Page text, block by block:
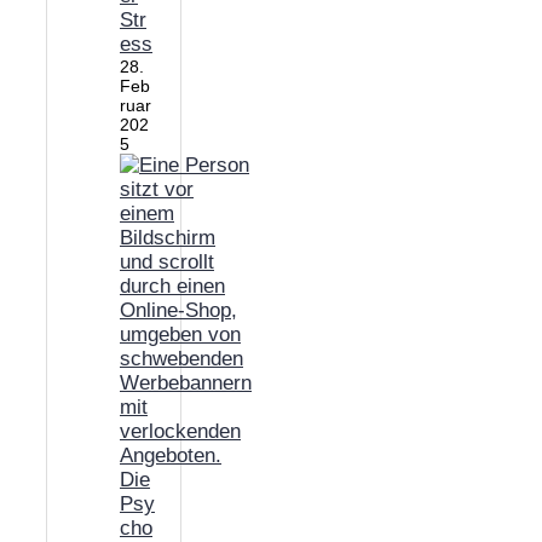
Str
ess
28.
Feb
ruar
202
5
Die
Psy
cho